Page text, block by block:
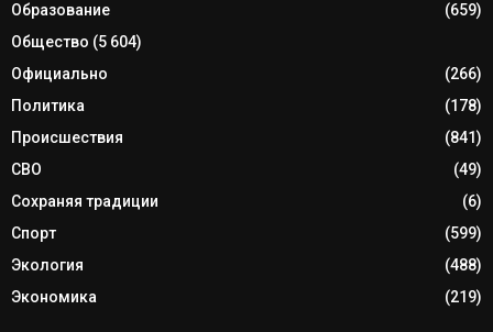
Образование
(659)
Общество (5 604)
Официально
(266)
Политика
(178)
Происшествия
(841)
СВО
(49)
Сохраняя традиции
(6)
Спорт
(599)
Экология
(488)
Экономика
(219)